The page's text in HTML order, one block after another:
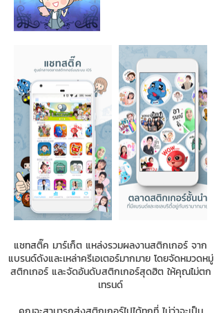
แชทสติ๊ค มาร์เก็ต แหล่งรวมผลงานสติกเกอร์ จาก
แบรนด์ดังและเหล่าครีเอเตอร์มากมาย โดยจัดหมวดหมู่
สติกเกอร์ และจัดอันดับสติกเกอร์สุดฮิต ให้คุณไม่ตก
เทรนด์